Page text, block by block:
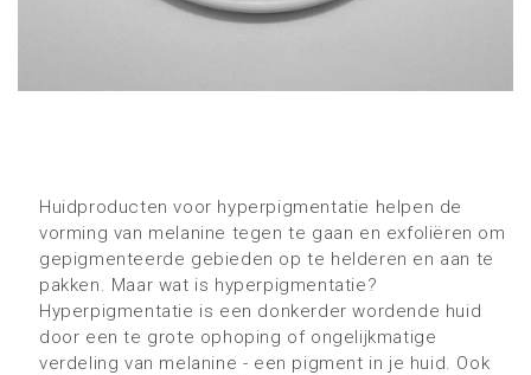
Huidproducten voor hyperpigmentatie helpen de
vorming van melanine tegen te gaan en exfoliëren om
gepigmenteerde gebieden op te helderen en aan te
pakken. Maar wat is hyperpigmentatie?
Hyperpigmentatie is een donkerder wordende huid
door een te grote ophoping of ongelijkmatige
verdeling van melanine - een pigment in je huid. Ook